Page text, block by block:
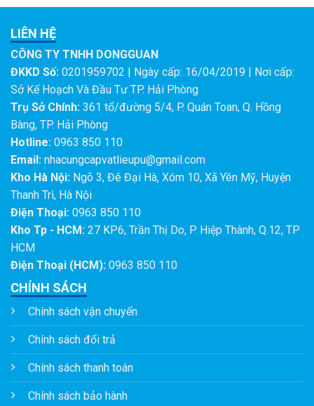
LIÊN HỆ
CÔNG TY TNHH DONGGUAN
ĐKKD Số: 0201959702 | Ngày cấp: 16/04/2019 | Nơi cấp:
Sở Kế Hoạch Và Đầu Tư TP. Hải Phòng
Trụ Sở Chính: 361 tổ/đường 5/4, P. Quán Toan, Q. Hồng
Bàng, TP. Hải Phòng
Hotline: 0963 850 110
Email: nhacungcapvatlieupu@gmail.com
Kho Hà Nội: Ngõ 3, Đê Đại Hà, Xóm 10, Xã Yên Mỹ, Huyện
Thanh Trì, Hà Nội
Điện Thoại: 0963 850 110
Kho Tp - HCM: 27 KP6, Trần Thị Do, P. Hiệp Thành, Q.12, TP
HCM
Điện Thoại (HCM): 0963 850 110
CHÍNH SÁCH
Chính sách vận chuyển
Chính sách đổi trả
Chính sách thanh toán
Chính sách bảo hành